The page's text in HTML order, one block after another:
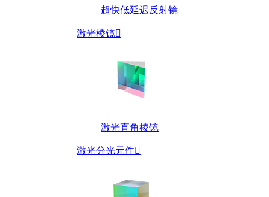
超快低延迟反射镜
激光棱镜
激光直角棱镜
激光分光元件